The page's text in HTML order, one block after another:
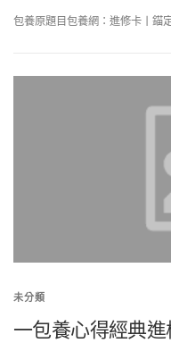
包養原題目包養網：進修卡丨錨
未分類
一包養心得經典